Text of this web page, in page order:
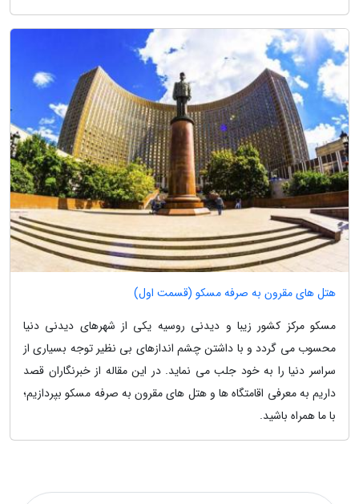
هتل های مقرون به صرفه مسکو (قسمت اول)
مسکو مرکز کشور زیبا و دیدنی روسیه یکی از شهرهای دیدنی دنیا
محسوب می گردد و با داشتن چشم اندازهای بی نظیر توجه بسیاری از
سراسر دنیا را به خود جلب می نماید. در این مقاله از خبرنگاران قصد
داریم به معرفی اقامتگاه ها و هتل های مقرون به صرفه مسکو بپردازیم؛
با ما همراه باشید.